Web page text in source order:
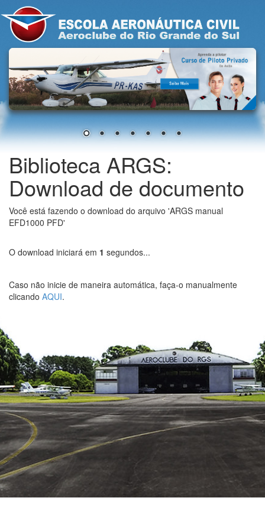
Biblioteca ARGS:
Download de documento
Você está fazendo o download do arquivo 'ARGS manual
EFD1000 PFD'
O download iniciará em 1 segundos...
Caso não inicie de maneira automática, faça-o manualmente
clicando AQUI.